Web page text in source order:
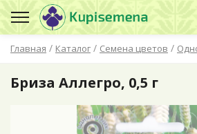
Главная / Каталог / Семена цветов /
Бриза Аллегро, 0,5 г